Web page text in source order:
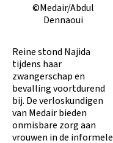
©Medair/Abdul
Dennaoui
Reine stond Najida
tijdens haar
zwangerschap en
bevalling voortdurend
bij. De verloskundigen
van Medair bieden
onmisbare zorg aan
vrouwen in de informele